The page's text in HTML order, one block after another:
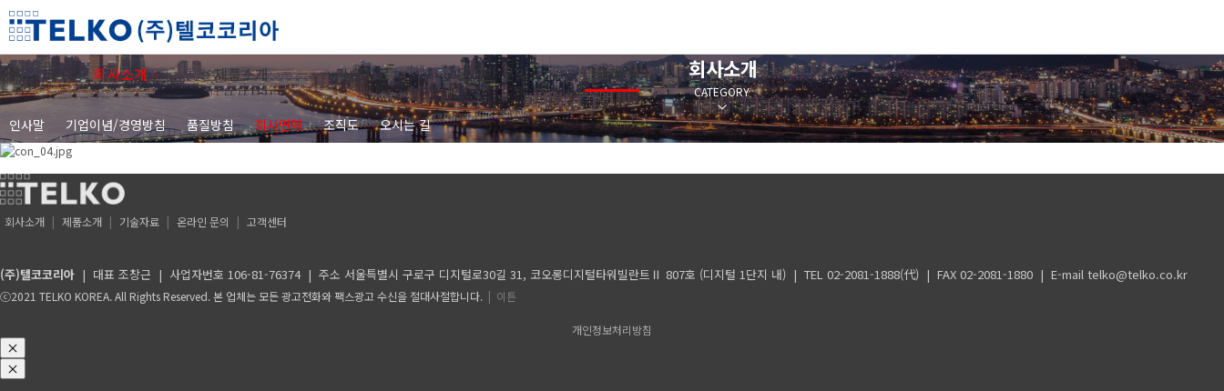
회사소개 제품소개 기술자료 온라인 문의 고객센터 회사소개
CATEGORY
인사말 기업이념/경영방침 품질방침 회사연혁 조직도 오시는 길
회사소개 제품소개 기술자료 온라인 문의 고객센터
(주)텔코코리아 | 대표 조창근 | 사업자번호 106-81-76374 | 주소 서울특별시 구로구 디지털로30길 31, 코오롱디지털타워빌란트Ⅱ 807호 (디지털 1단지 내) | TEL 02-2081-1888(代) | FAX 02-2081-1880 | E-mail telko@telko.co.kr
ⓒ2021 TELKO KOREA. All Rights Reserved. 본 업체는 모든 광고전화와 팩스광고 수신을 절대사절합니다. | 이튼
개인정보처리방침